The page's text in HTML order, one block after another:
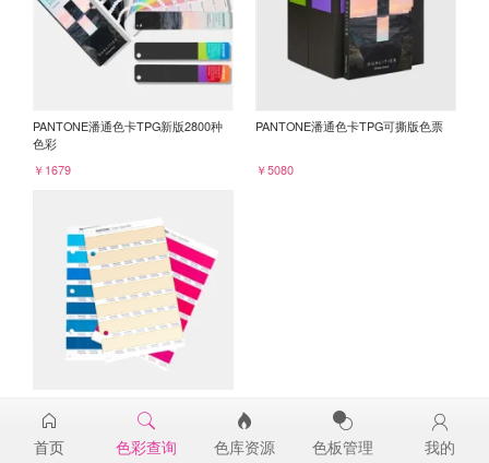
PANTONE潘通色卡TPG新版2800种
色彩
￥1679
PANTONE潘通色卡TPG可撕版色票
￥5080
12-0813TPG
￥98
首页 色彩查询 色库资源 色板管理 我的